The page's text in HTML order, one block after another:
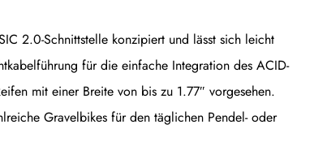
2.0-Schnittstelle konzipiert und lässt sich leicht
für die einfache Integration des ACID-
mit einer Breite von bis zu 1.77″ vorgesehen.
Gravelbikes für den täglichen Pendel- oder